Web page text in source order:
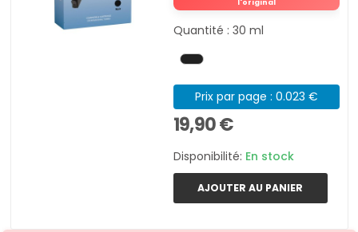
l'original
Quantité : 30 ml
Prix par page : 0.023 €
19,90 €
Disponibilité: En stock
AJOUTER AU PANIER